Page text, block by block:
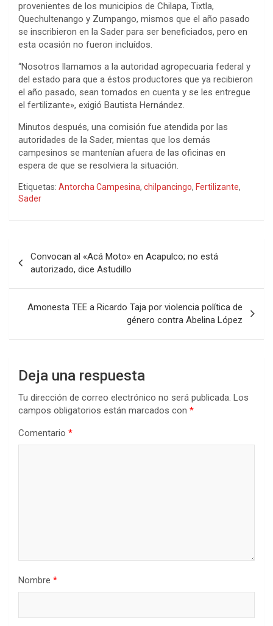
provenientes de los municipios de Chilapa, Tixtla,
Quechultenango y Zumpango, mismos que el año pasado
se inscribieron en la Sader para ser beneficiados, pero en
esta ocasión no fueron incluídos.
“Nosotros llamamos a la autoridad agropecuaria federal y
del estado para que a éstos productores que ya recibieron
el año pasado, sean tomados en cuenta y se les entregue
el fertilizante», exigió Bautista Hernández.
Minutos después, una comisión fue atendida por las
autoridades de la Sader, mientas que los demás
campesinos se mantenían afuera de las oficinas en
espera de que se resolviera la situación.
Etiquetas: Antorcha Campesina, chilpancingo, Fertilizante,
Sader
de
entradas
Convocan al «Acá Moto» en Acapulco; no está
autorizado, dice Astudillo
Amonesta TEE a Ricardo Taja por violencia política de
género contra Abelina López
Deja una respuesta
Tu dirección de correo electrónico no será publicada. Los
campos obligatorios están marcados con *
Comentario *
Nombre *